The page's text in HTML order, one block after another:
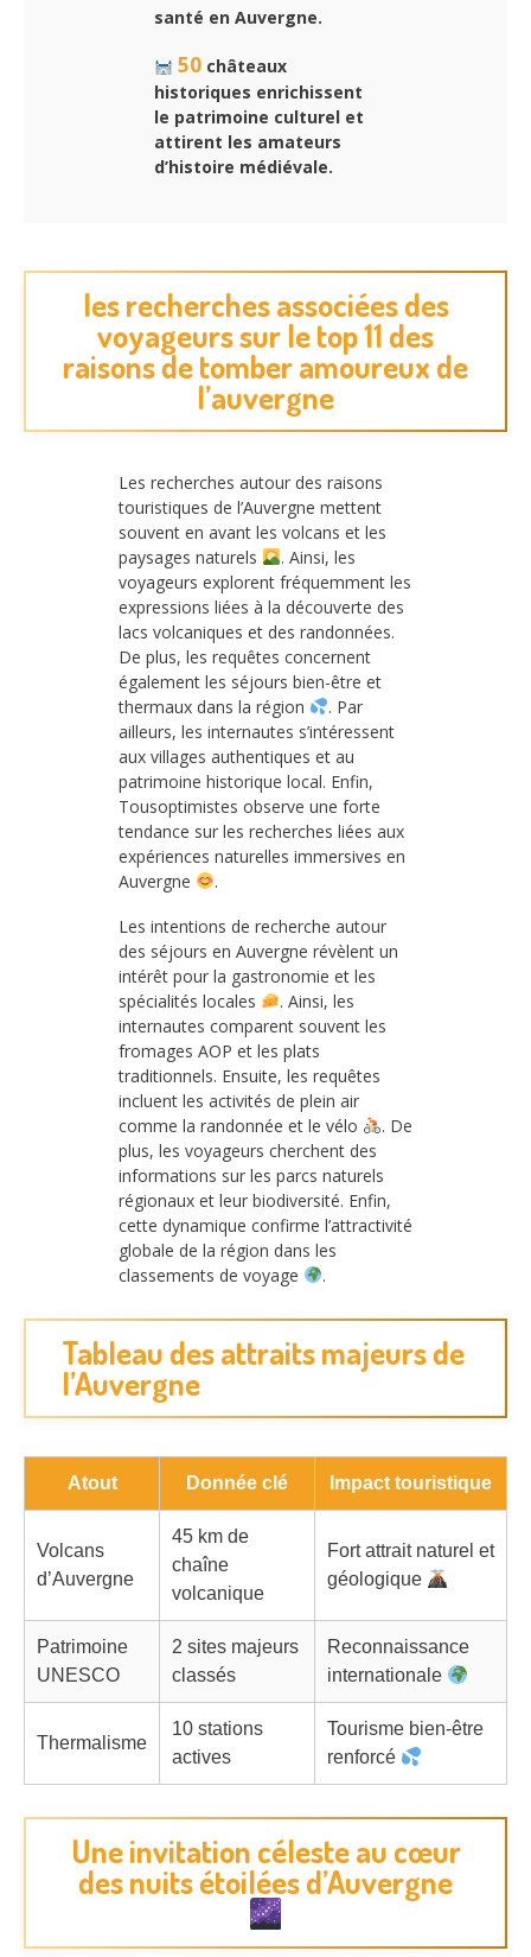
santé en Auvergne.
50châteaux
historiques enrichissent
le patrimoine culturel et
attirent les amateurs
d’histoire médiévale.
les recherches associées des
voyageurs sur le top 11 des
raisons de tomber amoureux de
l’auvergne
Les recherches autour des raisons
touristiques de l’Auvergne mettent
souvent en avant les volcans et les
paysages naturels
. Ainsi, les
voyageurs explorent fréquemment les
expressions liées à la découverte des
lacs volcaniques et des randonnées.
De plus, les requêtes concernent
également les séjours bien-être et
thermaux dans la région
. Par
ailleurs, les internautes s’intéressent
aux villages authentiques et au
patrimoine historique local. Enfin,
Tousoptimistes observe une forte
tendance sur les recherches liées aux
expériences naturelles immersives en
Auvergne
.
Les intentions de recherche autour
des séjours en Auvergne révèlent un
intérêt pour la gastronomie et les
spécialités locales
. Ainsi, les
internautes comparent souvent les
fromages AOP et les plats
traditionnels. Ensuite, les requêtes
incluent les activités de plein air
comme la randonnée et le vélo
. De
plus, les voyageurs cherchent des
informations sur les parcs naturels
régionaux et leur biodiversité. Enfin,
cette dynamique confirme l’attractivité
globale de la région dans les
classements de voyage
.
Tableau des attraits majeurs de
l’Auvergne
Atout Donnée clé Impact touristique
Volcans
d’Auvergne
45 km de
chaîne
volcanique
Fort attrait naturel et
géologique
Patrimoine
UNESCO
2 sites majeurs
classés
Reconnaissance
internationale
Thermalisme
10 stations
actives
Tourisme bien-être
renforcé
Une invitation céleste au cœur
des nuits étoilées d’Auvergne